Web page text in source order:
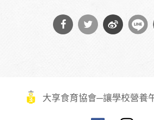
大享食育協會─讓學校營養